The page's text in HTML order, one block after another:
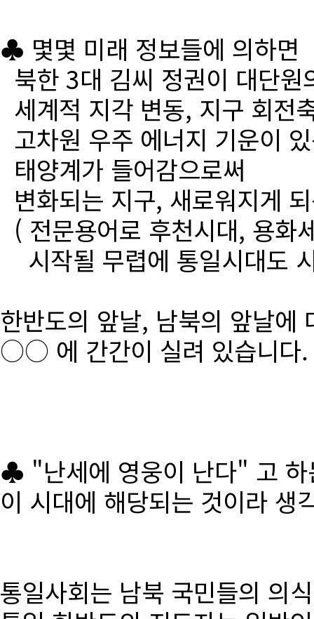
♣ 몇몇 미래 정보들에 의하면
북한 3대 김씨 정권이 대단
세계적 지각 변동, 지구 회전
고차원 우주 에너지 기운이
태양계가 들어감으로써
변화되는 지구, 새로워지게
( 전문용어로 후천시대, 용화
시작될 무렵에 통일시대도
한반도의 앞날, 남북의 앞날에
○○ 에 간간이 실려 있습니다.
♣ "난세에 영웅이 난다" 고 하
이 시대에 해당되는 것이라 생
통일사회는 남북 국민들의 의